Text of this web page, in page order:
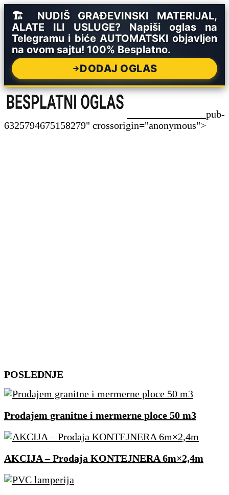
🏗️ NUDIŠ GRAĐEVINSKI MATERIJAL,
ALATE ILI USLUGE? Napiši oglas na
Telegramu i biće AUTOMATSKI objavljen
na ovom sajtu! 100% Besplatno.
DODAJ OGLAS
pub-
6325794675158279" crossorigin="anonymous">
Skip
content
POSLEDNJE
Prodajem granitne i mermerne ploce 50 m3
AKCIJA – Prodaja KONTEJNERA 6m×2,4m